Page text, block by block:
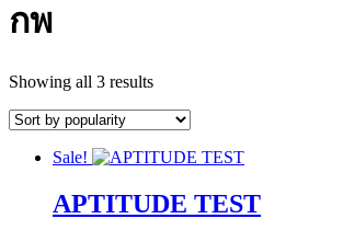
กพ
Showing all 3 resultsSorted
popularity
Sale!
APTITUDE TEST